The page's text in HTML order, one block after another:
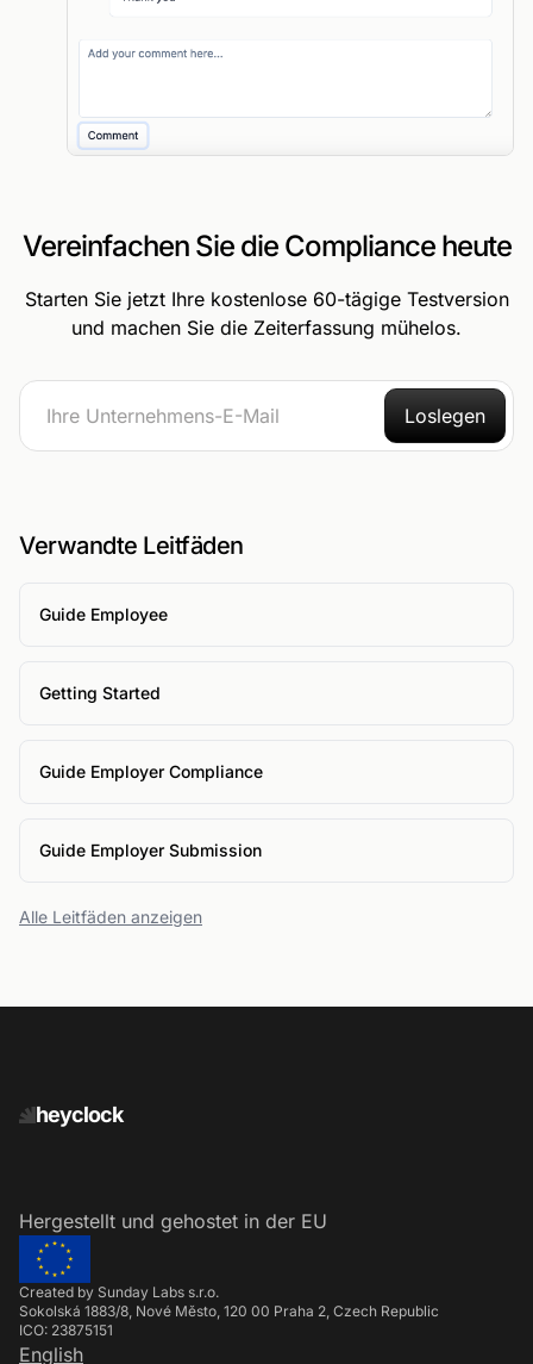
Vereinfachen Sie die Compliance heute
Starten Sie jetzt Ihre kostenlose 60-tägige Testversion
und machen Sie die Zeiterfassung mühelos.
Loslegen
Verwandte Leitfäden
Guide Employee
Getting Started
Guide Employer Compliance
Guide Employer Submission
Alle Leitfäden anzeigen
heyclock
Hergestellt und gehostet in der EU
Created by Sunday Labs s.r.o.
Sokolská 1883/8, Nové Město, 120 00 Praha 2, Czech Republic
ICO: 23875151
English